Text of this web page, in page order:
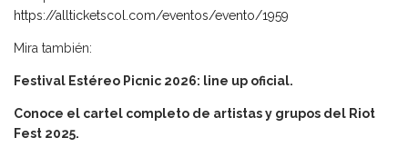
https://allticketscol.com/eventos/evento/1959
Mira también:
Festival Estéreo Picnic 2026: line up oficial.
Conoce el cartel completo de artistas y grupos del Riot
Fest 2025.